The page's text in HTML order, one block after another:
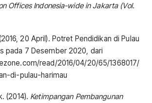
Offices Indonesia-wide in Jakarta (Vol.
20 April). Potret Pendidikan di Pulau
pada 7 Desember 2020, dari
read/2016/04/20/65/1368017/
di-pulau-harimau
(2014). Ketimpangan Pembangunan